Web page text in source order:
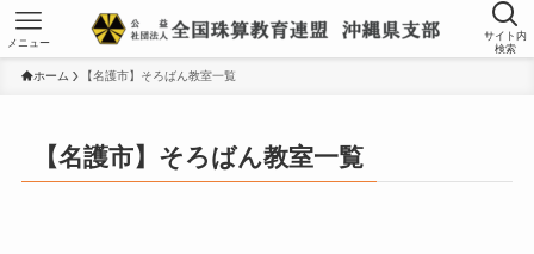
サイト内
検索
メニュー
ホーム 【名護市】そろばん教室一覧
【名護市】そろばん教室一覧